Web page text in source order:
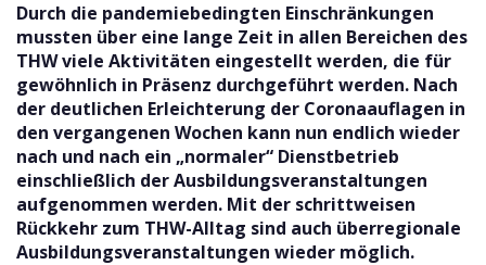
Durch die pandemiebedingten Einschränkungen
mussten über eine lange Zeit in allen Bereichen des
THW viele Aktivitäten eingestellt werden, die für
gewöhnlich in Präsenz durchgeführt werden. Nach
der deutlichen Erleichterung der Coronaauflagen in
den vergangenen Wochen kann nun endlich wieder
nach und nach ein „normaler“ Dienstbetrieb
einschließlich der Ausbildungsveranstaltungen
aufgenommen werden. Mit der schrittweisen
Rückkehr zum THW-Alltag sind auch überregionale
Ausbildungsveranstaltungen wieder möglich.